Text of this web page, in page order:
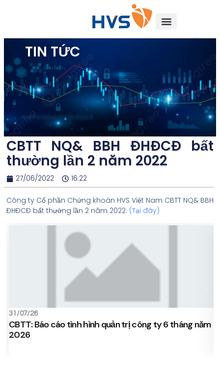
TIN TỨC
CBTT NQ& BBH ĐHĐCĐ bất
thường lần 2 năm 2022
27/06/2022 16:22
Công ty Cổ phần Chứng khoán HVS Việt Nam CBTT NQ& BBH
ĐHĐCĐ bất thường lần 2 năm 2022. (Tại đây)
31/07/26
CBTT: Báo cáo tình hình quản trị công ty 6 tháng năm
2026